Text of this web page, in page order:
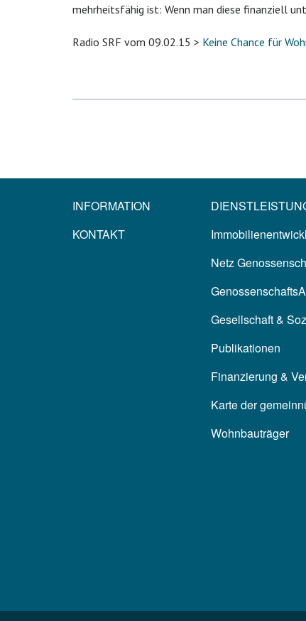
mehrheitsfähig ist: Wenn man diese finanziell
Radio SRF vom 09.02.15 > Keine Chance für
INFORMATION
KONTAKT
Netz
Gesellschaft &
Publikationen
Finanzierung &
Karte der
Wohnbauträger